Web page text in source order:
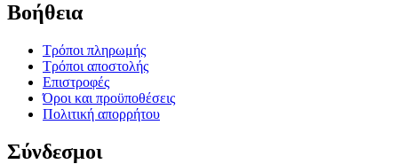
Βοήθεια
Τρόποι πληρωμής
Τρόποι αποστολής
Επιστροφές
Όροι και προϋποθέσεις
Πολιτική απορρήτου
Σύνδεσμοι